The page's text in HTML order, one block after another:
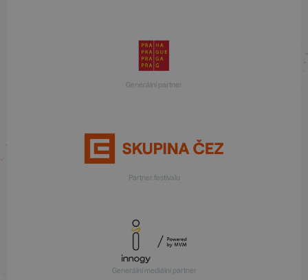
Generální partner
Partner festivalu
Generální mediální partner